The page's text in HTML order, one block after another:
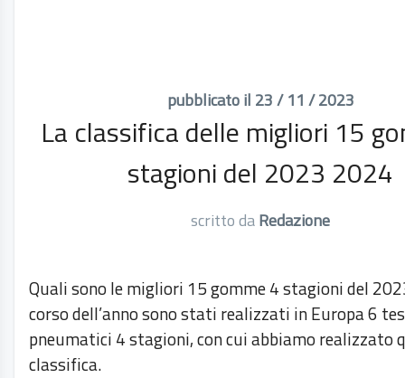
pubblicato il 23 / 11 / 2023
La classifica delle migliori 15
stagioni del 2023 2024
scritto daRedazione
Quali sono le migliori 15 gomme 4 stagioni del
corso dell’anno sono stati realizzati in Europa 6
pneumatici 4 stagioni, con cui abbiamo realizzato
classifica.